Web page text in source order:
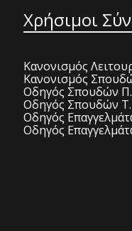
Χρήσιμοι
Κανονισμός
Κανονισμός
Οδηγός Σπουδών
Οδηγός Σπουδών
Οδηγός
Οδηγός